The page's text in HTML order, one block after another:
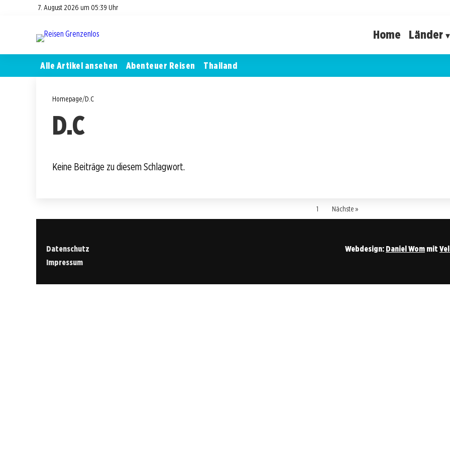
7. August 2026 um 05:39 Uhr
Home Länder
Alle Artikel ansehen Abenteuer Reisen Thailand
Homepage/D.C
D.C
Keine Beiträge zu diesem Schlagwort.
1 Nächste »
Datenschutz
Impressum
Webdesign: Daniel Wom mit